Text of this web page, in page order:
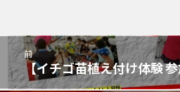
投
前
前
の
【イチゴ苗植え付け体験